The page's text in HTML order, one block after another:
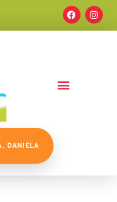
DANIELA